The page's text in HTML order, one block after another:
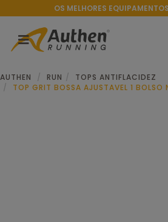
OS MELHORES
AUTHEN RUN
TOPS ANTIFLACIDEZ
TOP GRIT BOSSA AJUSTAVEL 1 BOLSO